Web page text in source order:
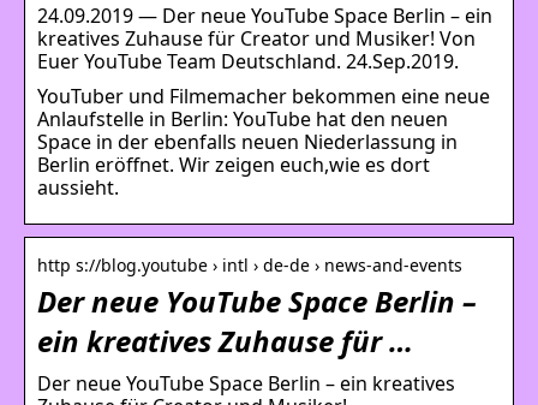
24.09.2019 — Der neue YouTube Space Berlin – ein
kreatives Zuhause für Creator und Musiker! Von
Euer YouTube Team Deutschland. 24.Sep.2019.
YouTuber und Filmemacher bekommen eine neue
Anlaufstelle in Berlin: YouTube hat den neuen
Space in der ebenfalls neuen Niederlassung in
Berlin eröffnet. Wir zeigen euch,wie es dort
aussieht.
http s://blog.youtube › intl › de-de › news-and-events
Der neue YouTube Space Berlin –
ein kreatives Zuhause für …
Der neue YouTube Space Berlin – ein kreatives